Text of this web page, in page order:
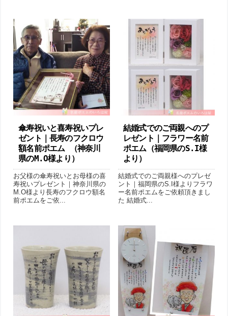
傘寿祝いと喜寿祝いプレ
ゼント｜長寿のフクロウ
額名前ポエム （神奈川
県のM.O様より ）
お父様の傘寿祝いとお母様の喜
寿祝いプレゼント｜神奈川県の
M.O様より長寿のフクロウ額名
前ポエムをご依...
結婚式でのご両親へのプ
レゼント｜フラワー名前
ポエム（福岡県のS.I様
より ）
結婚式でのご両親様へのプレゼ
ント｜福岡県のS.I様よりフラワ
ー名前ポエムをご依頼頂きまし
た 結婚式...